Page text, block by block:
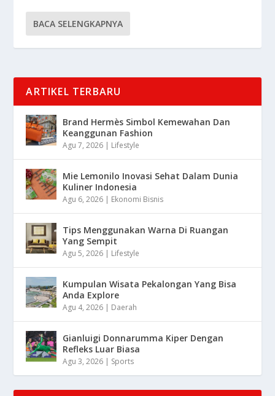
BACA SELENGKAPNYA
ARTIKEL TERBARU
Brand Hermès Simbol Kemewahan Dan
Keanggunan Fashion
Agu 7, 2026 | Lifestyle
Mie Lemonilo Inovasi Sehat Dalam Dunia
Kuliner Indonesia
Agu 6, 2026 | Ekonomi Bisnis
Tips Menggunakan Warna Di Ruangan
Yang Sempit
Agu 5, 2026 | Lifestyle
Kumpulan Wisata Pekalongan Yang Bisa
Anda Explore
Agu 4, 2026 | Daerah
Gianluigi Donnarumma Kiper Dengan
Refleks Luar Biasa
Agu 3, 2026 | Sports